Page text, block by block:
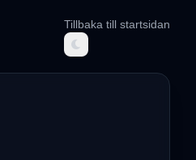
Tillbaka till startsidan